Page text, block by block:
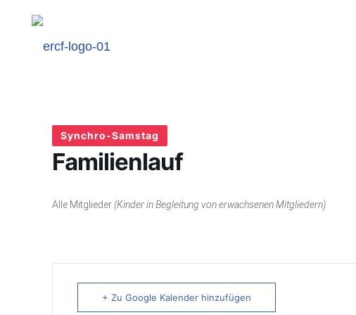
Synchro-Samstag
Familienlauf
Alle Mitglieder(Kinder in Begleitung von erwachsenen Mitgliedern)
+ Zu Google Kalender hinzufügen